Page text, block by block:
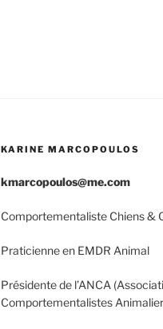
KARINE MARCOPOULOS
kmarcopoulos@me.com
Comportementaliste Chiens &
Praticienne en EMDR Animal
Présidente de l’ANCA
Comportementalistes